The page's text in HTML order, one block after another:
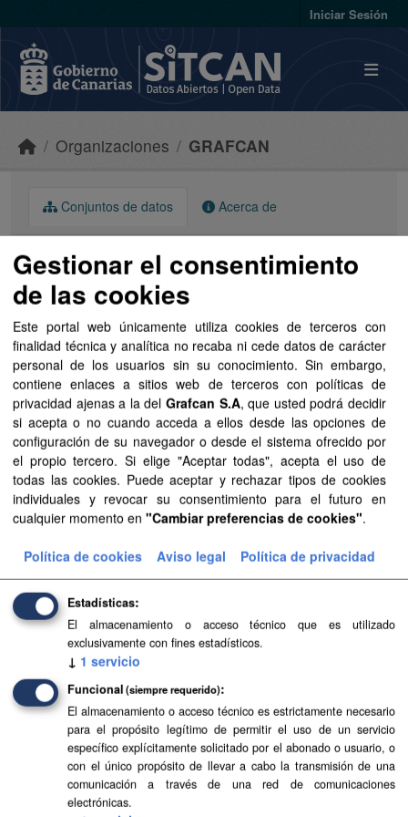
Iniciar Sesión
Organizaciones GRAFCAN
Conjuntos de datos Acerca de
Ordenar por
1 conjunto de datos encontrado
Licencias: Aviso Legal del SITCAN
Grupos:
Sector público
Formatos:
TIFF
Filtrar Resultados
Modelo Digital de Terreno (MDT) de 25x25 metros
Modelo Digital de Terreno (MDT) de 25x25 metros
TIFF
Gestionar el consentimiento
de las cookies
Este portal web únicamente utiliza cookies de terceros con
finalidad técnica y analítica no recaba ni cede datos de carácter
personal de los usuarios sin su conocimiento. Sin embargo,
contiene enlaces a sitios web de terceros con políticas de
privacidad ajenas a la del Grafcan S.A, que usted podrá decidir
si acepta o no cuando acceda a ellos desde las opciones de
configuración de su navegador o desde el sistema ofrecido por
el propio tercero. Si elige "Aceptar todas", acepta el uso de
todas las cookies. Puede aceptar y rechazar tipos de cookies
individuales y revocar su consentimiento para el futuro en
cualquier momento en "Cambiar preferencias de cookies".
Política de cookies Aviso legal Política de privacidad
Estadísticas
El almacenamiento o acceso técnico que es utilizado
exclusivamente con fines estadísticos.
↓ 1 servicio
Funcional (siempre requerido)
El almacenamiento o acceso técnico es estrictamente necesario
para el propósito legítimo de permitir el uso de un servicio
específico explícitamente solicitado por el abonado o usuario, o
con el único propósito de llevar a cabo la transmisión de una
comunicación a través de una red de comunicaciones
electrónicas.